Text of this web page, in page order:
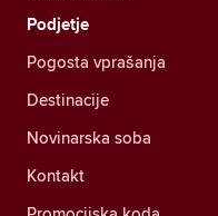
Podjetje
Pogosta vprašanja
Destinacije
Novinarska soba
Kontakt